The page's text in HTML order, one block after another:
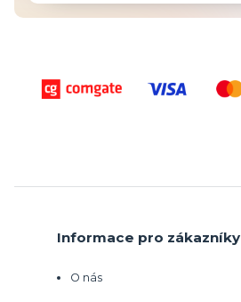
Informace pro zákazníky
O nás